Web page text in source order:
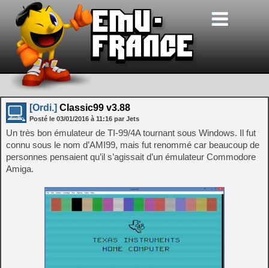
[Ordi.] Classic99 v3.88
Posté le 03/01/2016 à 11:16 par Jets
Un très bon émulateur de TI-99/4A tournant sous Windows. Il fut
connu sous le nom d’AMI99, mais fut renommé car beaucoup de
personnes pensaient qu’il s’agissait d’un émulateur Commodore
Amiga.